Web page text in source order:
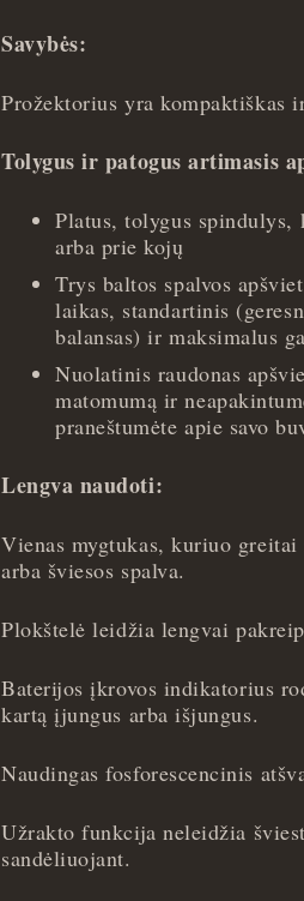
Savybės:
Prožektorius yra kompaktiškas
Tolygus ir patogus artimasis
Platus, tolygus
arba prie kojų
Trys baltos spalvos
laikas, standartinis
balansas) ir maksimalus
Nuolatinis raudonas
matomumą ir
praneštumėte apie savo
Lengva naudoti:
Vienas mygtukas, kuriuo
arba šviesos spalva.
Plokštelė leidžia lengvai
Baterijos įkrovos indikatorius
kartą įjungus arba išjungus.
Naudingas fosforescencinis
Užrakto funkcija neleidžia
sandėliuojant.